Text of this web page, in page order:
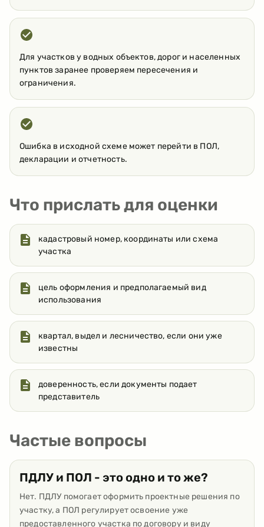
Для участков у водных объектов, дорог и населенных
пунктов заранее проверяем пересечения и
ограничения.
Ошибка в исходной схеме может перейти в ПОЛ,
декларации и отчетность.
Что прислать для оценки
кадастровый номер, координаты или схема
участка
цель оформления и предполагаемый вид
использования
квартал, выдел и лесничество, если они уже
известны
доверенность, если документы подает
представитель
Частые вопросы
ПДЛУ и ПОЛ - это одно и то же?
Нет. ПДЛУ помогает оформить проектные решения по
участку, а ПОЛ регулирует освоение уже
предоставленного участка по договору и виду